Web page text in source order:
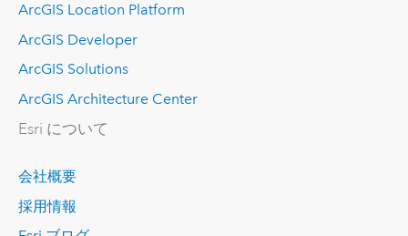
ArcGIS Location Platform
ArcGIS Developer
ArcGIS Solutions
ArcGIS Architecture Center
Esri について
会社概要
採用情報